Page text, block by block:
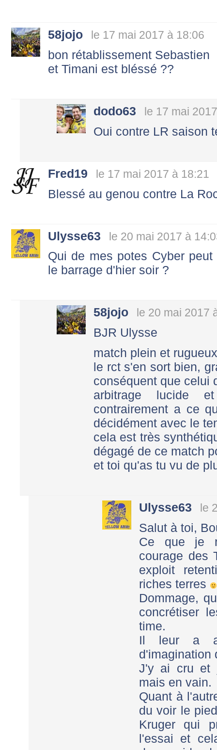
58jojo le 17 mai 2017 à 18:06
bon rétablissement Sebastien
et Timani est bléssé ??
dodo63 le 17 mai
Oui contre LR saison
Fred19 le 17 mai 2017 à 18:21
Blessé au genou contre La
Ulysse63 le 20 mai 2017 à
Qui de mes potes Cyber
le barrage d'hier soir ?
58jojo le 20 mai 2017
BJR Ulysse
match plein et rugueux
le rct s'en sort bien,
conséquent que celui
arbitrage lucide
contrairement a ce
décidément avec le
cela est très
dégagé de ce match
et toi qu'as tu vu de
Ulysse63 le
Salut à toi,
Ce que je
courage des
exploit
riches terres
Dommage,
concrétiser
time.
Il leur a
d'imagination
J'y ai cru et
mais en vain.
Quant à
du voir le
Kruger qui
l'essai et